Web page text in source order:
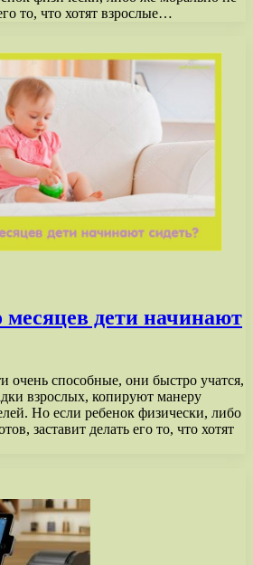
то, что хотят взрослые…
месяцев дети начинают
очень способные, они быстро учатся,
взрослых, копируют манеру
Но если ребенок физически, либо
заставит делать его то, что хотят